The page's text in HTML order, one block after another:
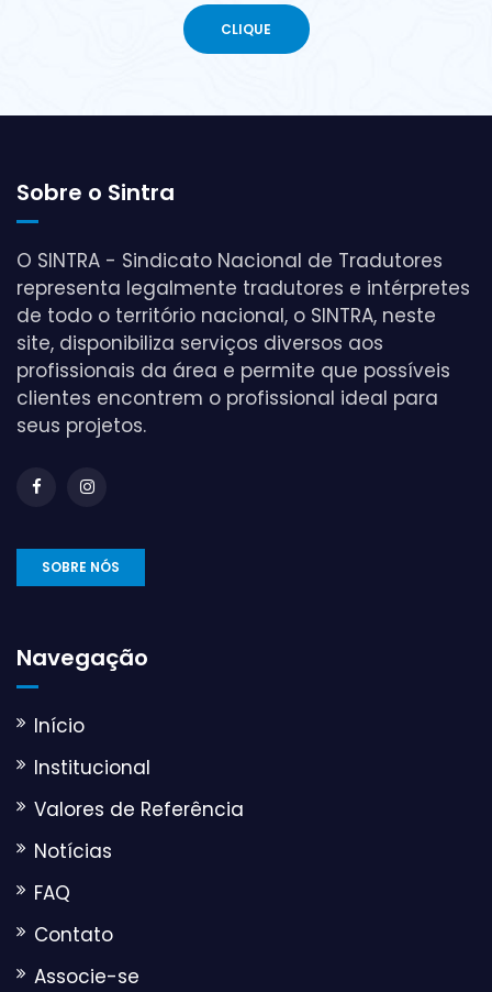
Sobre o Sintra
O SINTRA - Sindicato Nacional de Tradutores
representa legalmente tradutores e intérpretes
de todo o território nacional, o SINTRA, neste
site, disponibiliza serviços diversos aos
profissionais da área e permite que possíveis
clientes encontrem o profissional ideal para
seus projetos.
SOBRE NÓS
Navegação
Início
Institucional
Valores de Referência
Notícias
FAQ
Contato
Associe-se